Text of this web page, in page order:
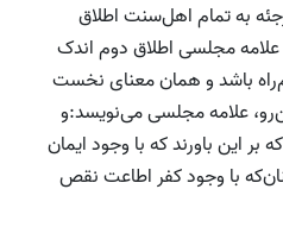
به تمام اهل‌سنت اطلاق
مجلسی اطلاق دوم اندک
باشد و همان معنای نخست
علامه مجلسی می‌نویسد:و
این باورند که با وجود ایمان
با وجود کفر اطاعت نقص